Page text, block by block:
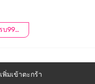
ซื้อ3CEครบ999ลด50.-
เพิ่มเข้าตะกร้า